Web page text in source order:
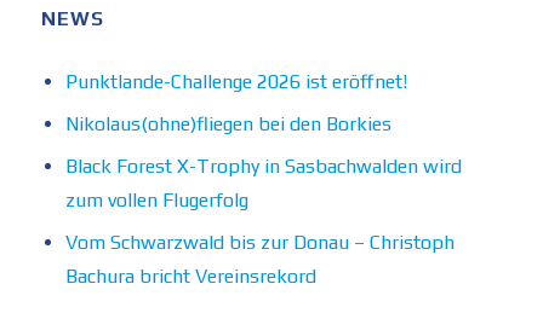
NEWS
Punktlande-Challenge 2026 ist eröffnet!
Nikolaus(ohne)fliegen bei den Borkies
Black Forest X-Trophy in Sasbachwalden wird
zum vollen Flugerfolg
Vom Schwarzwald bis zur Donau – Christoph
Bachura bricht Vereinsrekord